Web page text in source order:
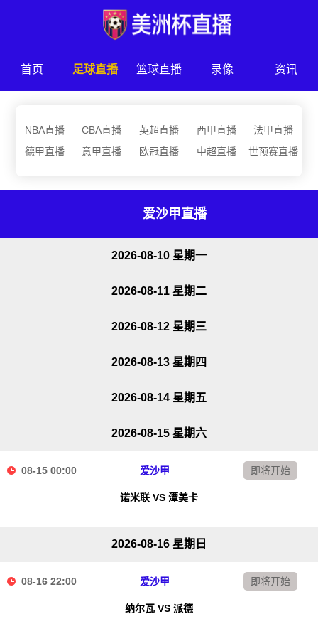
首页 足球直播 篮球直播 录像 资讯
NBA直播 CBA直播 英超直播 西甲直播
法甲直播
德甲直播
意甲直播 欧冠直播 中超直播 世预赛直播
爱沙甲直播
2026-08-10 星期一
2026-08-11 星期二
2026-08-12 星期三
2026-08-13 星期四
2026-08-14 星期五
2026-08-15 星期六
08-15 00:00 爱沙甲
诺米联 VS 潭美卡
即将开始
2026-08-16 星期日
08-16 22:00 爱沙甲
纳尔瓦 VS 派德
即将开始